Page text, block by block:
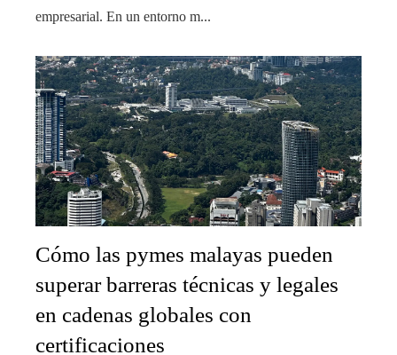
empresarial. En un entorno m...
Cómo las pymes malayas pueden
superar barreras técnicas y legales
en cadenas globales con
certificaciones